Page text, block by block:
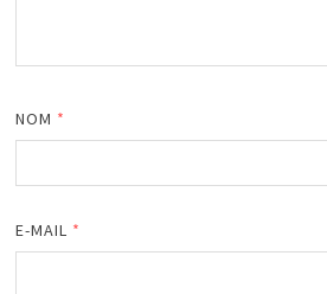
NOM *
E-MAIL *